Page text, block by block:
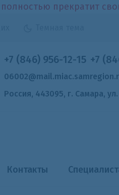
полностью прекратит
+7 (846) 956-12-15 +7
Россия, 443095, г. Самара,
Контакты